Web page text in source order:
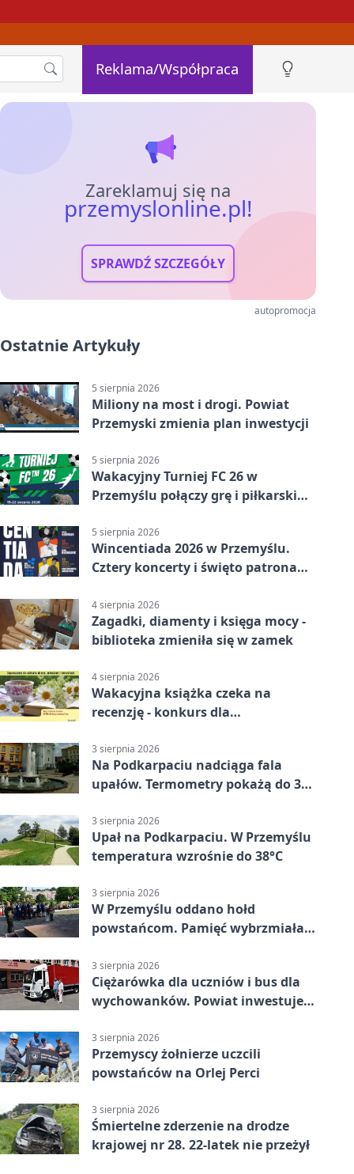
Reklama/Współpraca
Zareklamuj się na
przemyslonline.pl!
SPRAWDŹ SZCZEGÓŁY
autopromocja
Ostatnie Artykuły
5 sierpnia 2026
Miliony na most i drogi. Powiat
Przemyski zmienia plan inwestycji
5 sierpnia 2026
Wakacyjny Turniej FC 26 w
Przemyślu połączy grę i piłkarski
5 sierpnia 2026
Wincentiada 2026 w Przemyślu.
Cztery koncerty i święto patrona
4 sierpnia 2026
Zagadki, diamenty i księga mocy -
biblioteka zmieniła się w zamek
4 sierpnia 2026
Wakacyjna książka czeka na
recenzję - konkurs dla
3 sierpnia 2026
Na Podkarpaciu nadciąga fala
upałów. Termometry pokażą do 36
3 sierpnia 2026
Upał na Podkarpaciu. W Przemyślu
temperatura wzrośnie do 38°C
3 sierpnia 2026
W Przemyślu oddano hołd
powstańcom. Pamięć wybrzmiała
3 sierpnia 2026
Ciężarówka dla uczniów i bus dla
wychowanków. Powiat inwestuje
3 sierpnia 2026
Przemyscy żołnierze uczcili
powstańców na Orlej Perci
3 sierpnia 2026
Śmiertelne zderzenie na drodze
krajowej nr 28. 22-latek nie przeżył